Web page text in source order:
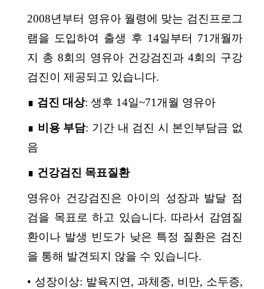
2008년부터 영유아 월령에 맞는 검진프로그
램을 도입하여 출생 후 14일부터 71개월까
지 총 8회의 영유아 건강검진과 4회의 구강
검진이 제공되고 있습니다.
∎ 검진 대상: 생후 14일~71개월 영유아
∎ 비용 부담: 기간 내 검진 시 본인부담금 없
음
∎ 건강검진 목표질환
영유아 건강검진은 아이의 성장과 발달 점
검을 목표로 하고 있습니다. 따라서 감염질
환이나 발생 빈도가 낮은 특정 질환은 검진
을 통해 발견되지 않을 수 있습니다.
• 성장이상: 발육지연, 과체중, 비만, 소두증,